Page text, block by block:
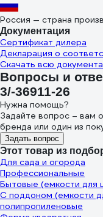
Россия — страна
Документация
Сертификат дилера
Декларация о
Скачать всю
Вопросы и
3/-36911-26
Нужна помощь?
Задайте вопрос – вам
бренда или один из
Задать вопрос
Этот товар из
Для сада и огорода
Профессиональные
Бытовые (емкости для
С поддоном (емкости
полипропиленовые